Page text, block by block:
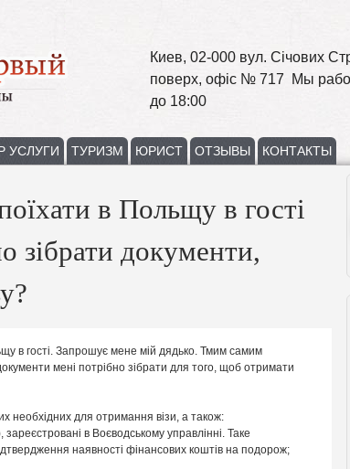
Киев, 02-000 вул. Січових
поверх, офіс № 717 Мы
до 18:00
УСЛУГИ ТУРИЗМ ЮРИСТ ОТЗЫВЫ КОНТАКТЫ
в Польщу в гості
зібрати документи,
в гості. Запрошує мене мій дядько. Тмим самим
мені потрібно зібрати для того, щоб отримати
необхідних для отримання візи, а також:
в Воєводському управлінні. Таке
наявності фінансових коштів на подорож;